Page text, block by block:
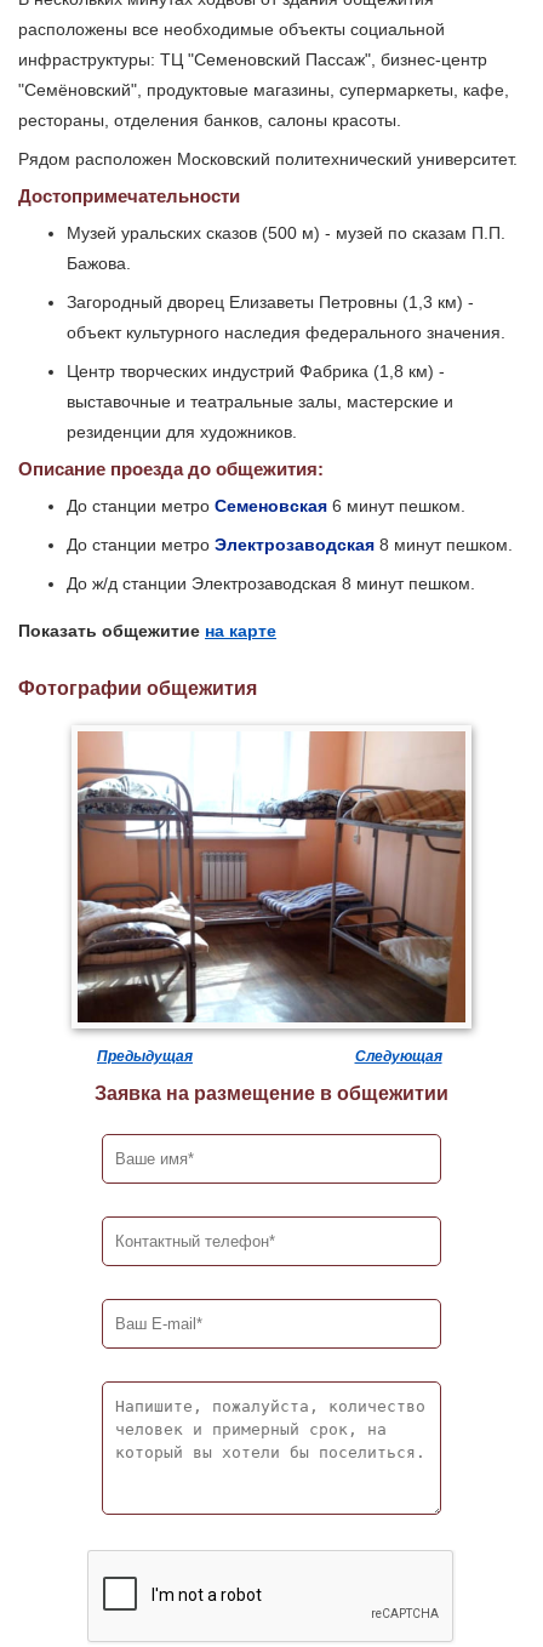
расположены все необходимые объекты социальной
инфраструктуры: ТЦ "Семеновский Пассаж", бизнес-центр
"Семёновский", продуктовые магазины, супермаркеты, кафе,
рестораны, отделения банков, салоны красоты.
Рядом расположен Московский политехнический университет.
Достопримечательности
Музей уральских сказов (500 м) - музей по сказам П.П.
Бажова.
Загородный дворец Елизаветы Петровны (1,3 км) -
объект культурного наследия федерального значения.
Центр творческих индустрий Фабрика (1,8 км) -
выставочные и театральные залы, мастерские и
резиденции для художников.
Описание проезда до общежития:
До станции метро Семеновская 6 минут пешком.
До станции метро Электрозаводская 8 минут пешком.
До ж/д станции Электрозаводская 8 минут пешком.
Показать общежитие на карте
Фотографии общежития
Предыдущая Следующая
Заявка на размещение в общежитии